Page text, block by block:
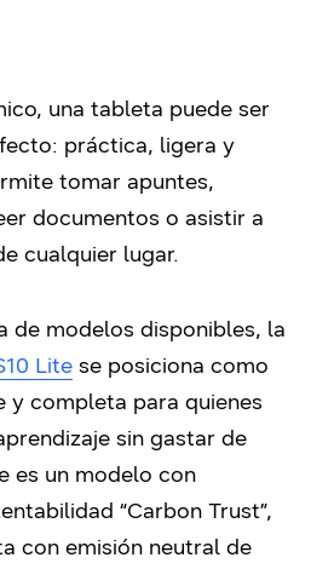
una tableta puede ser
práctica, ligera y
tomar apuntes,
documentos o asistir a
cualquier lugar.
de modelos disponibles, la
Lite se posiciona como
y completa para quienes
sin gastar de
es un modelo con
“Carbon Trust”,
con emisión neutral de